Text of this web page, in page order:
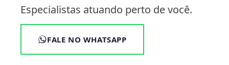
Especialistas atuando perto de você.
FALE NO WHATSAPP